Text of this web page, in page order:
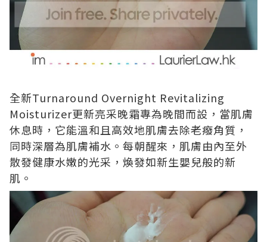
全新Turnaround Overnight Revitalizing
Moisturizer更新亮采晚霜專為晚間而設，當肌膚
休息時，它能溫和且高效地肌膚去除老癈角質，
同時深層為肌膚補水。每朝醒來，肌膚由內至外
散發健康水嫩的光采，煥發如新生嬰兒般的新
肌。